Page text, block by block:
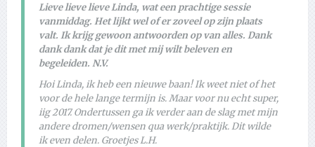
Lieve lieve lieve Linda, wat een prachtige sessie
vanmiddag. Het lijkt wel of er zoveel op zijn plaats
valt. Ik krijg gewoon antwoorden op van alles. Dank
dank dank dat je dit met mij wilt beleven en
begeleiden. N.V.
Hoi Linda, ik heb een nieuwe baan! Ik weet niet of het
voor de hele lange termijn is. Maar voor nu echt super,
iig 2017. Ondertussen ga ik verder aan de slag met mijn
andere dromen/wensen qua werk/praktijk. Dit wilde
ik even delen. Groetjes L.H.